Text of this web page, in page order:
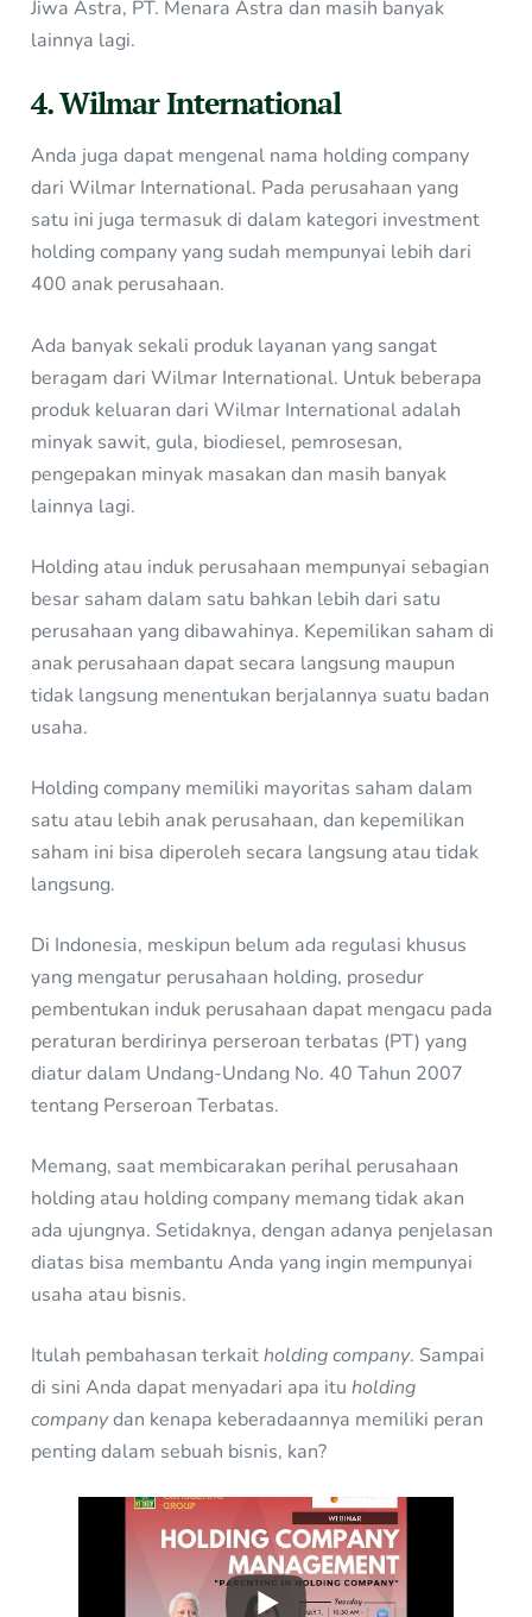
Jiwa Astra, PT. Menara Astra dan masih banyak
lainnya lagi.
4. Wilmar International
Anda juga dapat mengenal nama holding company
dari Wilmar International. Pada perusahaan yang
satu ini juga termasuk di dalam kategori investment
holding company yang sudah mempunyai lebih dari
400 anak perusahaan.
Ada banyak sekali produk layanan yang sangat
beragam dari Wilmar International. Untuk beberapa
produk keluaran dari Wilmar International adalah
minyak sawit, gula, biodiesel, pemrosesan,
pengepakan minyak masakan dan masih banyak
lainnya lagi.
Holding atau induk perusahaan mempunyai sebagian
besar saham dalam satu bahkan lebih dari satu
perusahaan yang dibawahinya. Kepemilikan saham di
anak perusahaan dapat secara langsung maupun
tidak langsung menentukan berjalannya suatu badan
usaha.
Holding company memiliki mayoritas saham dalam
satu atau lebih anak perusahaan, dan kepemilikan
saham ini bisa diperoleh secara langsung atau tidak
langsung.
Di Indonesia, meskipun belum ada regulasi khusus
yang mengatur perusahaan holding, prosedur
pembentukan induk perusahaan dapat mengacu pada
peraturan berdirinya perseroan terbatas (PT) yang
diatur dalam Undang-Undang No. 40 Tahun 2007
tentang Perseroan Terbatas.
Memang, saat membicarakan perihal perusahaan
holding atau holding company memang tidak akan
ada ujungnya. Setidaknya, dengan adanya penjelasan
diatas bisa membantu Anda yang ingin mempunyai
usaha atau bisnis.
Itulah pembahasan terkaitholding company. Sampai
di sini Anda dapat menyadari apa ituholding
companydan kenapa keberadaannya memiliki peran
penting dalam sebuah bisnis, kan?